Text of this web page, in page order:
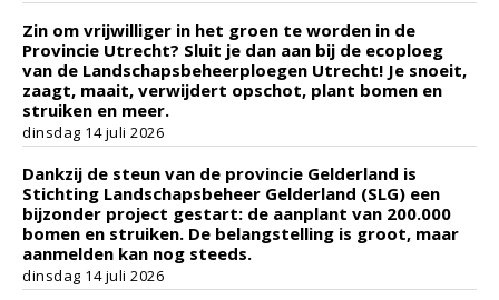
Zin om vrijwilliger in het groen te worden in de
Provincie Utrecht? Sluit je dan aan bij de ecoploeg
van de Landschapsbeheerploegen Utrecht! Je snoeit,
zaagt, maait, verwijdert opschot, plant bomen en
struiken en meer.
dinsdag 14 juli 2026
Dankzij de steun van de provincie Gelderland is
Stichting Landschapsbeheer Gelderland (SLG) een
bijzonder project gestart: de aanplant van 200.000
bomen en struiken. De belangstelling is groot, maar
aanmelden kan nog steeds.
dinsdag 14 juli 2026